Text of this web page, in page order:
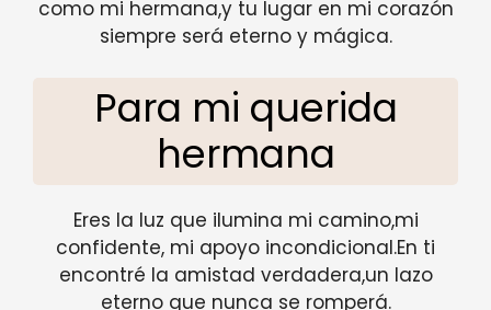
como mi hermana,y tu lugar en mi corazón
siempre será eterno y mágica.
Para mi querida
hermana
Eres la luz que ilumina mi camino,mi
confidente, mi apoyo incondicional.En ti
encontré la amistad verdadera,un lazo
eterno que nunca se romperá.